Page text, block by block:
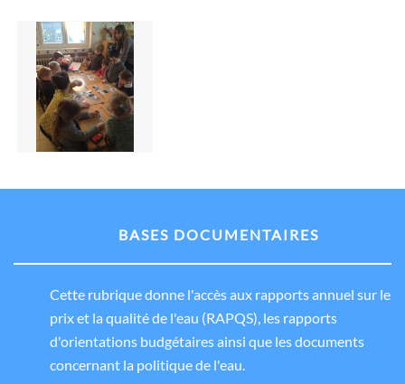
BASES DOCUMENTAIRES
Cette rubrique donne l'accès aux rapports annuel sur le
prix et la qualité de l'eau (RAPQS), les rapports
d'orientations budgétaires ainsi que les documents
concernant la politique de l'eau.